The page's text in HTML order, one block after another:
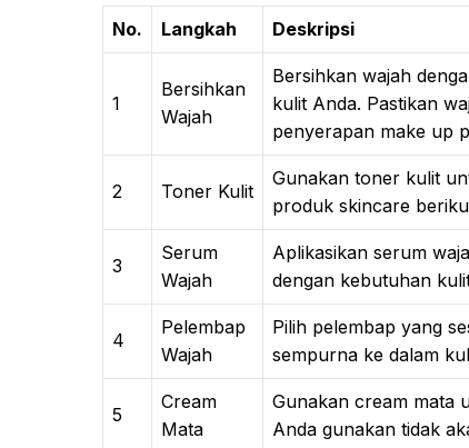
No. Langkah Deskripsi
1
Bersihkan
Wajah
Bersihkan wajah
kulit Anda. Pastikan
penyerapan make up
2 Toner Kulit
Gunakan toner kulit
produk skincare
3
Serum
Wajah
Aplikasikan serum
dengan kebutuhan
4
Pelembap
Wajah
Pilih pelembap yang
sempurna ke dalam
5
Cream
Mata
Gunakan cream mata
Anda gunakan tidak